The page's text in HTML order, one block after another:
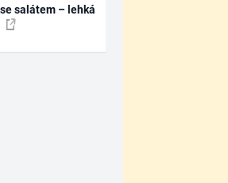
salátem – lehká